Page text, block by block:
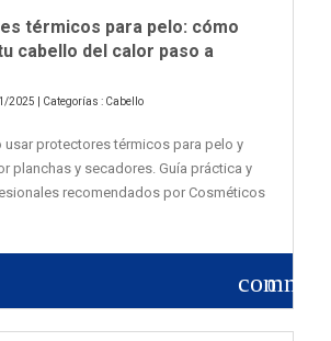
térmicos para pelo: cómo
cabello del calor paso a
2025 | Categorías : Cabello
usar protectores térmicos para pelo y
planchas y secadores. Guía práctica y
recomendados por Cosméticos
0